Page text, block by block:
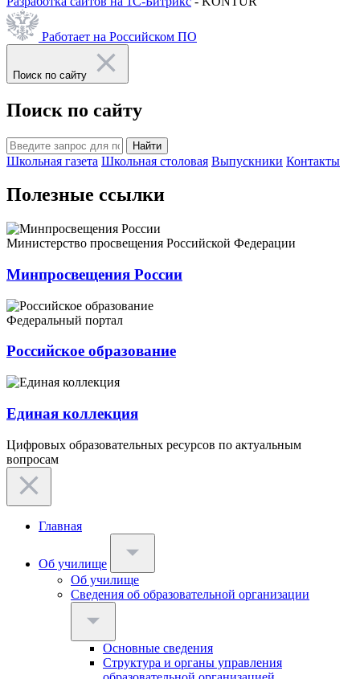
Работает на Российском ПО
Поиск по сайту
Поиск по сайту
Найти
Школьная газета Школьная столовая Выпускники Контакты
Полезные ссылки
Министерство просвещения Российской Федерации
Минпросвещения России
Федеральный портал
Российское образование
Единая коллекция
Цифровых образовательных ресурсов по актуальным
вопросам
Главная
Об училище
Об училище
Сведения об образовательной организации
Основные сведения
Структура и органы управления